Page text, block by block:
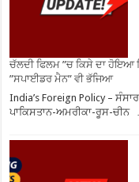
ਚੱਲਦੀ ਫਿਲਮ ”ਚ ਕਿਸੇ ਦਾ ਹੋਇਆ
”ਸਪਾਈਡਰ ਮੈਨ” ਵੀ ਭੱਜਿਆ
India’s Foreign Policy –
ਪਾਕਿਸਤਾਨ-ਅਮਰੀਕਾ-ਰੂਸ-ਚੀਨ